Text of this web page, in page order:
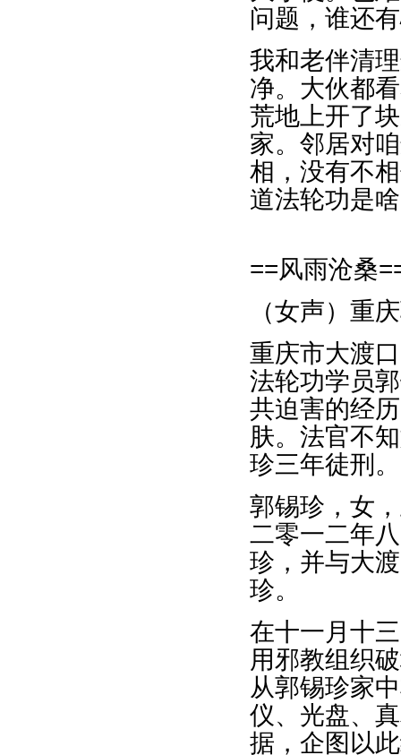
问题，谁还
我和老伴清
净。大伙都
荒地上开了
家。邻居对
相，没有不
道法轮功是
==风雨沧桑
（女声）重
重庆市大渡
法轮功学员
共迫害的经
肤。法官不
珍三年徒刑。
郭锡珍，女
二零一二年
珍，并与大
珍。
在十一月十
用邪教组织
从郭锡珍家
仪、光盘、
据，企图以